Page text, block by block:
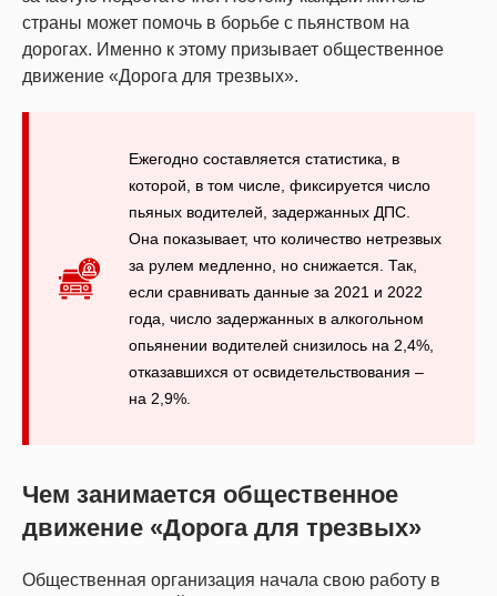
страны может помочь в борьбе с пьянством на
дорогах. Именно к этому призывает общественное
движение «Дорога для трезвых».
Ежегодно составляется статистика, в
которой, в том числе, фиксируется число
пьяных водителей, задержанных ДПС.
Она показывает, что количество нетрезвых
за рулем медленно, но снижается. Так,
если сравнивать данные за 2021 и 2022
года, число задержанных в алкогольном
опьянении водителей снизилось на 2,4%,
отказавшихся от освидетельствования –
на 2,9%.
Чем занимается общественное
движение «Дорога для трезвых»
Общественная организация начала свою работу в